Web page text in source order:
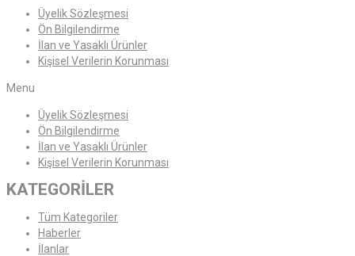
Üyelik Sözleşmesi
Ön Bilgilendirme
İlan ve Yasaklı Ürünler
Kişisel Verilerin Korunması
Menu
Üyelik Sözleşmesi
Ön Bilgilendirme
İlan ve Yasaklı Ürünler
Kişisel Verilerin Korunması
KATEGORİLER
Tüm Kategoriler
Haberler
İlanlar